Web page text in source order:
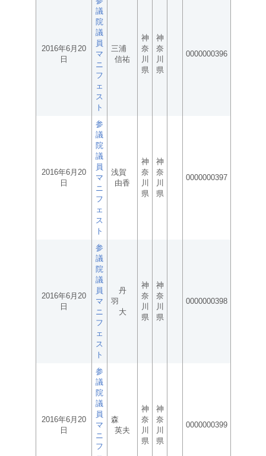
2016年6月20
日
議
院
議
員
マ
ニ
フ
ェ
ス
ト
三浦
信祐
神
奈
川
県
神
奈
川
県
0000000396
2016年6月20
日
参
議
院
議
員
マ
ニ
フ
ェ
ス
ト
浅賀
由香
神
奈
川
県
神
奈
川
県
0000000397
2016年6月20
日
参
議
院
議
員
マ
ニ
フ
ェ
ス
ト
丹
羽
大
神
奈
川
県
神
奈
川
県
0000000398
2016年6月20
日
参
議
院
議
員
マ
ニ
フ
森
英夫
神
奈
川
県
神
奈
川
県
0000000399